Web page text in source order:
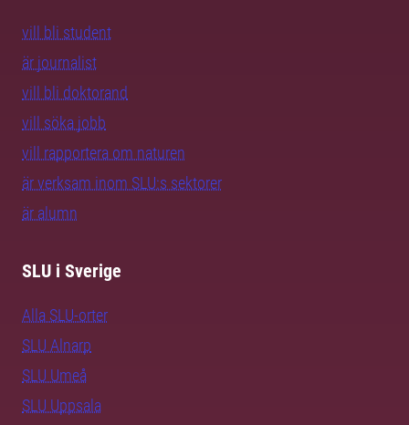
vill bli student
är journalist
vill bli doktorand
vill söka jobb
vill rapportera om naturen
är verksam inom SLU:s sektorer
är alumn
SLU i Sverige
Alla SLU-orter
SLU Alnarp
SLU Umeå
SLU Uppsala